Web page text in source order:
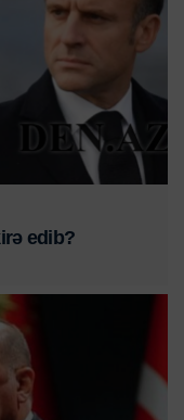
edib?